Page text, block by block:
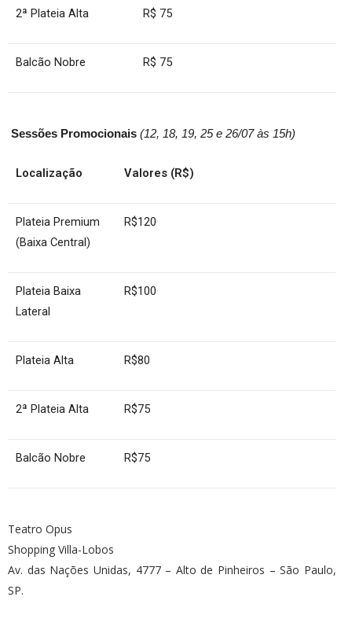
2ª Plateia Alta R$ 75
Balcão Nobre R$ 75
Sessões Promocionais (12, 18, 19, 25 e 26/07 às 15h)
Localização Valores (R$)
Plateia Premium
(Baixa Central)
R$120
Plateia Baixa
Lateral
R$100
Plateia Alta R$80
2ª Plateia Alta R$75
Balcão Nobre R$75
Teatro Opus
Shopping Villa-Lobos
Av. das Nações Unidas, 4777 – Alto de Pinheiros – São Paulo,
SP.